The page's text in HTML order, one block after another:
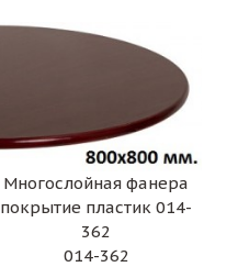
Многослойная фанера
покрытие пластик 014-
362
014-362